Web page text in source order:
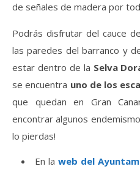
de señales de madera por
Podrás disfrutar del cauce
las paredes del barranco y
estar dentro de la Selva
se encuentra uno de los
que quedan en Gran
encontrar algunos
lo pierdas!
En la web del